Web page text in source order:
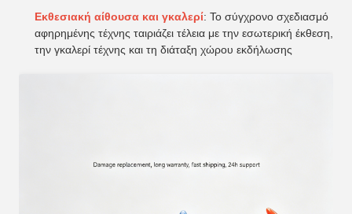
Εκθεσιακή αίθουσα και γκαλερί: Το σύγχρονο σχεδιασμό
αφηρημένης τέχνης ταιριάζει τέλεια με την εσωτερική έκθεση,
την γκαλερί τέχνης και τη διάταξη χώρου εκδήλωσης